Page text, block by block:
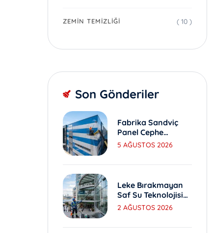
ZEMIN TEMIZLIĞI ( 10 )
Son Gönderiler
Fabrika Sandviç
Panel Cephe
Yıkama Ve Bakım
5 AĞUSTOS 2026
Leke Bırakmayan
Saf Su Teknolojisi
Ile Dış Cephe
2 AĞUSTOS 2026